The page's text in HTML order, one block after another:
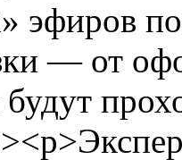
эфиров
— от